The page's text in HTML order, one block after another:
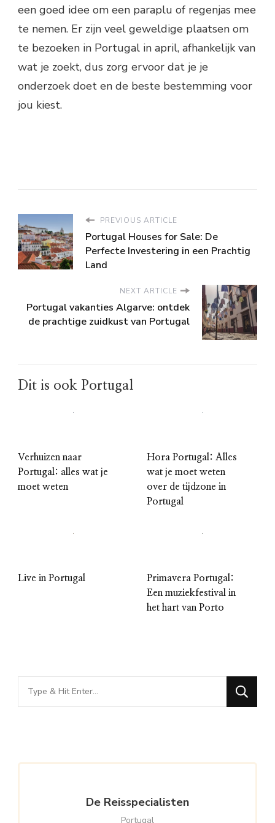
een goed idee om een ​​paraplu of regenjas mee
te nemen. Er zijn veel geweldige plaatsen om
te bezoeken in Portugal in april, afhankelijk van
wat je zoekt, dus zorg ervoor dat je je
onderzoek doet en de beste bestemming voor
jou kiest.
PREVIOUS ARTICLE
Portugal Houses for Sale: De
Perfecte Investering in een Prachtig
Land
NEXT ARTICLE
Portugal vakanties Algarve: ontdek
de prachtige zuidkust van Portugal
Dit is ook Portugal
Verhuizen naar
Portugal: alles wat je
moet weten
Hora Portugal: Alles
wat je moet weten
over de tijdzone in
Portugal
Live in Portugal
Primavera Portugal:
Een muziekfestival in
het hart van Porto
Looking
for
De Reisspecialisten
Portugal